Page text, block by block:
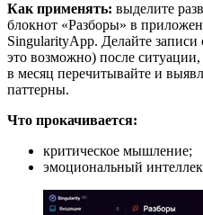
Как применять: выделите
блокнот «Разборы» в
SingularityApp. Делайте записи
это возможно) после
в месяц перечитывайте и
паттерны.
Что прокачивается:
критическое мышление;
эмоциональный